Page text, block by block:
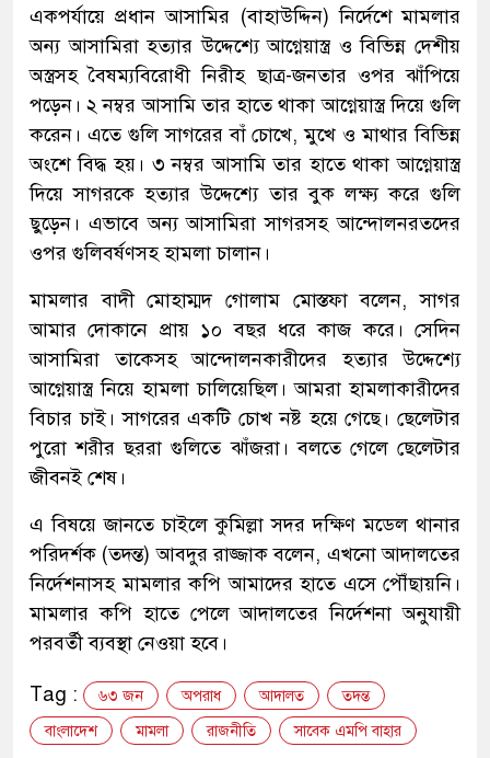
একপর্যায়ে প্রধান আসামির (বাহাউদ্দিন) নির্দেশে মামলার
অন্য আসামিরা হত্যার উদ্দেশ্যে আগ্নেয়াস্ত্র ও বিভিন্ন দেশীয়
অস্ত্রসহ বৈষম্যবিরোধী নিরীহ ছাত্র-জনতার ওপর ঝাঁপিয়ে
পড়েন। ২ নম্বর আসামি তার হাতে থাকা আগ্নেয়াস্ত্র দিয়ে গুলি
করেন। এতে গুলি সাগরের বাঁ চোখে, মুখে ও মাথার বিভিন্ন
অংশে বিদ্ধ হয়। ৩ নম্বর আসামি তার হাতে থাকা আগ্নেয়াস্ত্র
দিয়ে সাগরকে হত্যার উদ্দেশ্যে তার বুক লক্ষ্য করে গুলি
ছুড়েন। এভাবে অন্য আসামিরা সাগরসহ আন্দোলনরতদের
ওপর গুলিবর্ষণসহ হামলা চালান।
মামলার বাদী মোহাম্মদ গোলাম মোস্তফা বলেন, সাগর
আমার দোকানে প্রায় ১০ বছর ধরে কাজ করে। সেদিন
আসামিরা তাকেসহ আন্দোলনকারীদের হত্যার উদ্দেশ্যে
আগ্নেয়াস্ত্র নিয়ে হামলা চালিয়েছিল। আমরা হামলাকারীদের
বিচার চাই। সাগরের একটি চোখ নষ্ট হয়ে গেছে। ছেলেটার
পুরো শরীর ছররা গুলিতে ঝাঁজরা। বলতে গেলে ছেলেটার
জীবনই শেষ।
এ বিষয়ে জানতে চাইলে কুমিল্লা সদর দক্ষিণ মডেল থানার
পরিদর্শক (তদন্ত) আবদুর রাজ্জাক বলেন, এখনো আদালতের
নির্দেশনাসহ মামলার কপি আমাদের হাতে এসে পৌঁছায়নি।
মামলার কপি হাতে পেলে আদালতের নির্দেশনা অনুযায়ী
পরবর্তী ব্যবস্থা নেওয়া হবে।
Tag : ৬৩ জন অপরাধ আদালত
তদন্ত
বাংলাদেশ
মামলা রাজনীতি সাবেক এমপি বাহার